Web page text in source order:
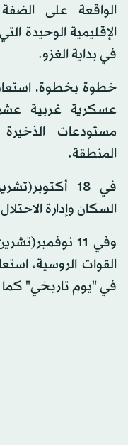
الواقعة على
الإقليمية الوحيدة
في بداية الغزو.
خطوة بخطوة،
عسكرية غربية
مستودعات
المنطقة.
في 18
السكان وإدارة
وفي 11
القوات الروسية،
في "يوم تاريخي"